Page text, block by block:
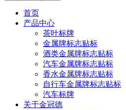
首页
产品中心
茶叶标牌
金属牌标志贴标
酒类金属牌标志贴标
汽车金属牌标志贴标
香水金属牌标志贴标
自行车金属牌标志贴标
汽车标牌
关于金冠德